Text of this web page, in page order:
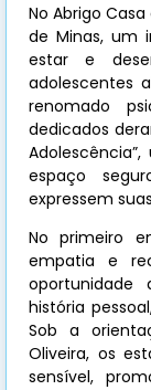
No Abrigo
de Minas, um
estar e
adolescentes
renomado
dedicados
espaço
expressem
No primeiro
empatia e
história
Sob a
Oliveira, os
sensível,